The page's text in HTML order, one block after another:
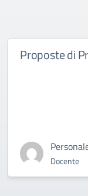
Proposte di
Docente